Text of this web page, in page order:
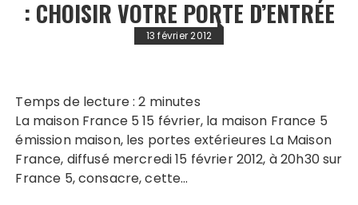
: CHOISIR VOTRE PORTE D’ENTRÉE
13 février 2012
Temps de lecture :2 minutes
La maison France 5 15 février, la maison France 5
émission maison, les portes extérieures La Maison
France, diffusé mercredi 15 février 2012, à 20h30 sur
France 5, consacre, cette…